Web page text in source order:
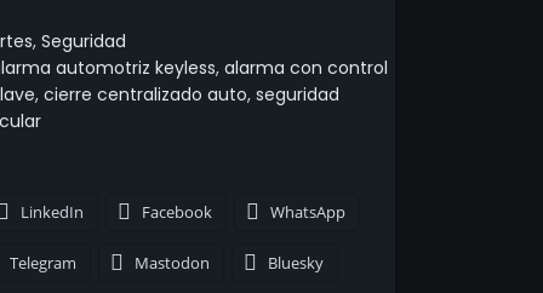
, Seguridad
automotriz keyless, alarma con control
, cierre centralizado auto, seguridad
LinkedIn Facebook WhatsApp
Telegram Mastodon Bluesky